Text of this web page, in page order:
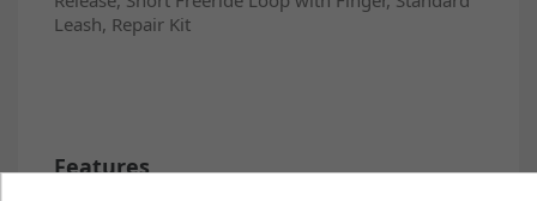
Leash, Repair Kit
Features